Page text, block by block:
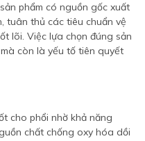
phẩm có nguồn gốc xuất
tuân thủ các tiêu chuẩn vệ
lõi. Việc lựa chọn đúng sản
còn là yếu tố tiên quyết
cho phổi nhờ khả năng
chất chống oxy hóa dồi